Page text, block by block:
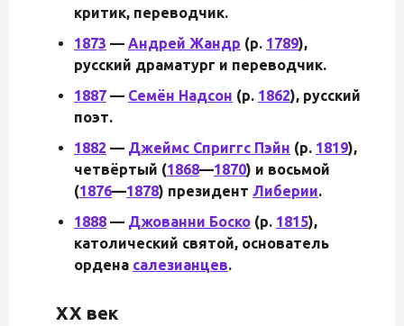
критик, переводчик.
1873 — Андрей Жандр (р. 1789),
русский драматург и переводчик.
1887 — Семён Надсон (р. 1862), русский
поэт.
1882 — Джеймс Сприггс Пэйн (р. 1819),
четвёртый (1868—1870) и восьмой
(1876—1878) президент Либерии.
1888 — Джованни Боско (р. 1815),
католический святой, основатель
ордена салезианцев.
XX век